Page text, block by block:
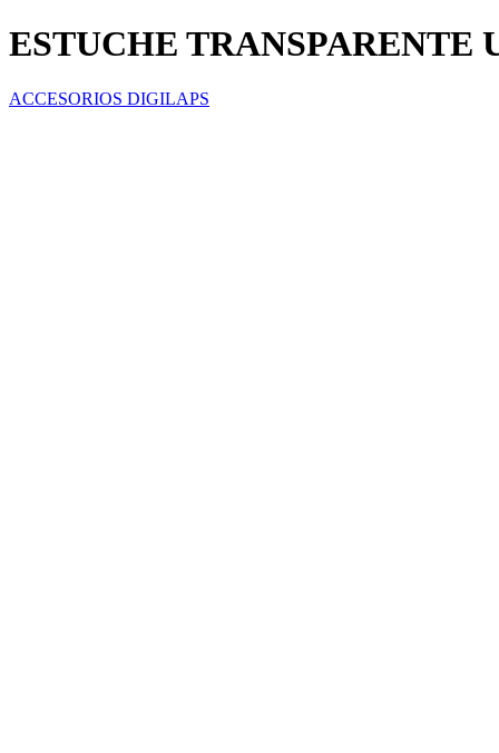
ESTUCHE TRANSPARENTE
ACCESORIOS DIGILAPS